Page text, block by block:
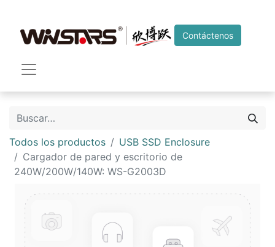
Contáctenos
Todos los productos
USB SSD Enclosure
Cargador de pared y escritorio de
240W/200W/140W: WS-G2003D